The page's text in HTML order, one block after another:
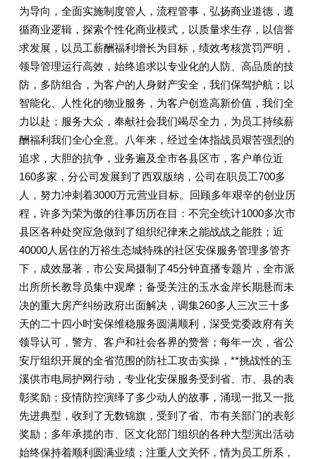
为导向，全面实施制度管人，流程管事，弘扬商业道德，遵
循商业逻辑，探索个性化商业模式，以质量求生存，以信誉
求发展，以员工薪酬福利增长为目标，绩效考核赏罚严明，
领导管理运行高效，始终追求以专业化的人防、高品质的技
防，多防组合，为客户的人身财产安全，我们保驾护航；以
智能化、人性化的物业服务，为客户创造高新价值，我们全
力以赴；服务大众，奉献社会我们竭尽全力，为员工持续薪
酬福利我们全心全意。八年来，经过全体指战员艰苦强烈的
追求，大胆的抗争，业务遍及全市各县区市，客户单位近
160多家，分公司发展到了西双版纳，公司在职员工700多
人，努力冲刺着3000万元营业目标。回顾多年艰辛的创业历
程，许多为荣为傲的往事历历在目：不完全统计1000多次市
县区各种处突应急做到了组织纪律来之能战战之能胜；近
40000人居住的万裕生态城特殊的社区安保服务管理多管齐
下，成效显著，市公安局摄制了45分钟直播专题片，全市派
出所所长教导员集中观摩；备受关注的玉水金岸长期悬而未
决的重大房产纠纷政府出面解决，调集260多人三次三十多
天的二十四小时安保维稳服务圆满顺利，深受党委政府有关
领导认可，警方、客户和社会各界的赞誉；每年一次，省公
安厅组织开展的全省范围的防社工攻击实操，**挑战性的玉
溪供市电局护网行动，专业化安保服务受到省、市、县的表
彰奖励；疫情防控演绎了多少动人的故事，涌现一批又一批
先进典型，收到了无数锦旗，受到了省、市有关部门的表彰
奖励；多年承揽的市、区文化部门组织的各种大型演出活动
始终保持着顺利圆满业绩；注重人文关怀，情为员工所系，